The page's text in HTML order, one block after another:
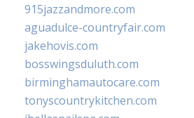
915jazzandmore.com
aguadulce-countryfair.com
jakehovis.com
bosswingsduluth.com
birminghamautocare.com
tonyscountrykitchen.com